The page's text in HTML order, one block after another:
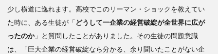
説い
た
本」
の言
少し横道に逸れます。高校でこのリーマン・ショックを教えてい
た時に、ある生徒が「どうして一企業の経営破綻が全世界に広が
ったのか」と質問したことがありました。その生徒の問題意識
は、「巨大企業の経営破綻なら分かる、余り聞いたことがない企